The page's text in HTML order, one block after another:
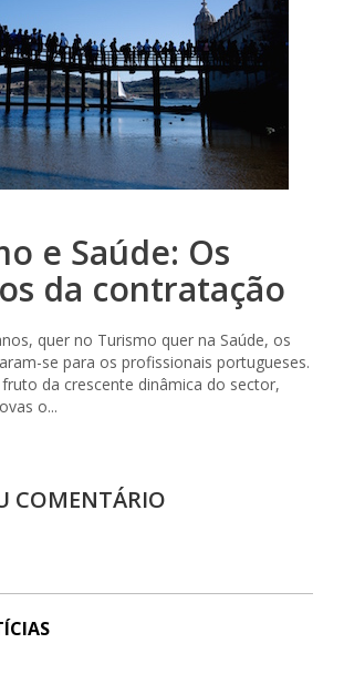
e Saúde: Os
da contratação
quer no Turismo quer na Saúde, os
se para os profissionais portugueses.
da crescente dinâmica do sector,
o...
COMENTÁRIO